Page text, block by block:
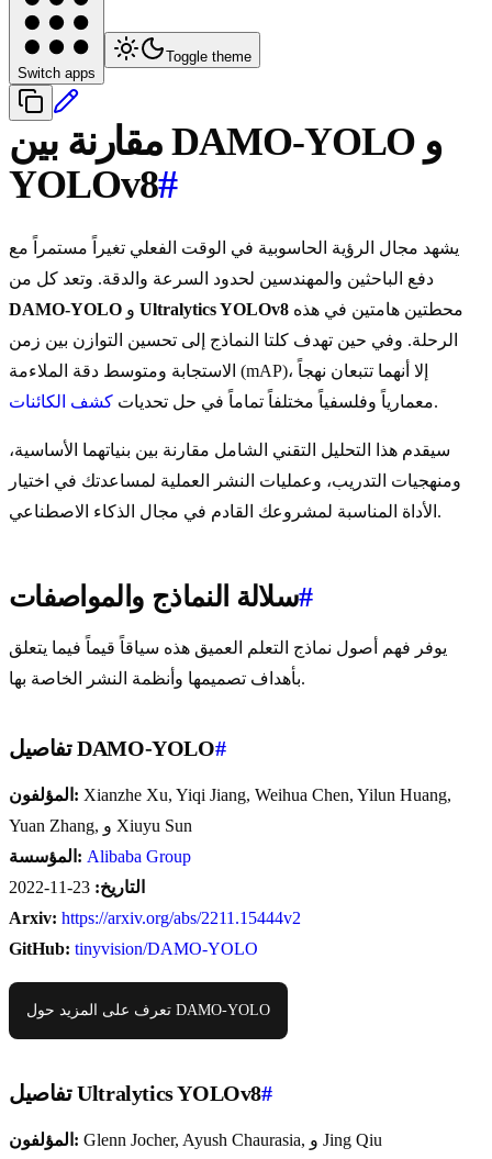
Switch apps
Toggle theme
مقارنة بين DAMO-YOLO و
YOLOv8#
يشهد مجال الرؤية الحاسوبية في الوقت الفعلي تغيراً مستمراً مع
دفع الباحثين والمهندسين لحدود السرعة والدقة. وتعد كل من
DAMO-YOLO
Ultralytics YOLOv8
الرحلة. وفي حين تهدف كلتا النماذج إلى تحسين التوازن بين زمن
الاستجابة ومتوسط دقة الملاءمة (mAP)، إلا أنهما تتبعان نهجاً
معمارياً وفلسفياً مختلفاً تماماً في حل تحديات كشف الكائنات .
سيقدم هذا التحليل التقني الشامل مقارنة بين بنياتهما الأساسية،
ومنهجيات التدريب، وعمليات النشر العملية لمساعدتك في اختيار
الأداة المناسبة لمشروعك القادم في مجال الذكاء الاصطناعي.
سلالة النماذج والمواصفات#
يوفر فهم أصول نماذج التعلم العميق هذه سياقاً قيماً فيما يتعلق
بأهداف تصميمها وأنظمة النشر الخاصة بها.
تفاصيل DAMO-YOLO#
المؤلفون: Xianzhe Xu, Yiqi Jiang, Weihua Chen, Yilun Huang,
Yuan Zhang, و Xiuyu Sun
المؤسسة: Alibaba Group
التاريخ:
Arxiv: https://arxiv.org/abs/2211.15444v2
GitHub: tinyvision/DAMO-YOLO
تعرف على المزيد حول DAMO-YOLO
تفاصيل Ultralytics YOLOv8#
المؤلفون:
Glenn Jocher, Ayush Chaurasia, و Jing Qiu